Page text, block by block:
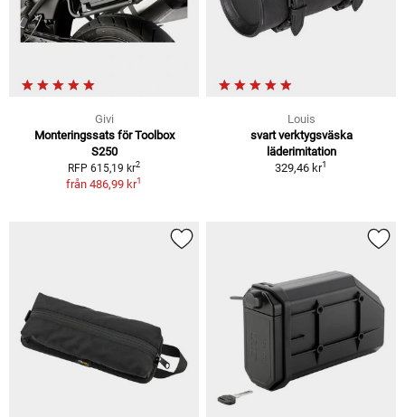
Givi
Monteringssats för Toolbox
S250
RFP 615,19 kr2
från 486,99 kr1
Louis
svart verktygsväska
läderimitation
329,46 kr1